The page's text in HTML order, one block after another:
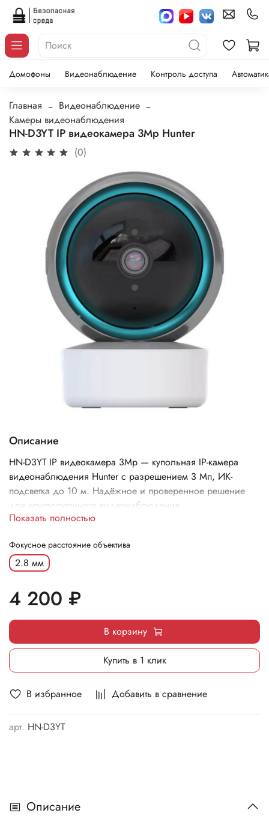
Домофоны Видеонаблюдение Контроль доступа
Главная
Видеонаблюдение
Камеры видеонаблюдения
HN-D3YT IP видеокамера 3Mp Hunter
(0)
В избранное Добавить в сравнение
арт. HN-D3YT
Фокусное расстояние объектива
2.8 мм
Описание
HN-D3YT IP видеокамера 3Mp — купольная IP-камера
видеонаблюдения Hunter с разрешением 3 Мп, ИК-
подсветка до 10 м. Надёжное и проверенное решение
для круглосуточного видеонаблюдения.
Показать полностью
4 200 ₽
В корзину
Купить в 1 клик
Описание